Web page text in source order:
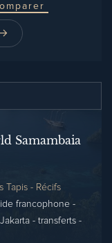
Samambaia
Tapis - Récifs
francophone -
- transferts -